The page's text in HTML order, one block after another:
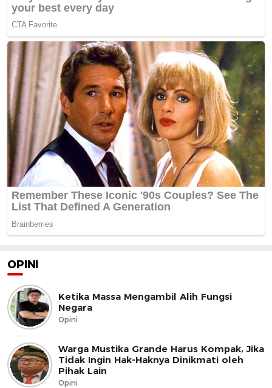
OPINI
Ketika Massa Mengambil Alih Fungsi
Negara
Opini
Warga Mustika Grande Harus Kompak, Jika
Tidak Ingin Hak-Haknya Dinikmati oleh
Pihak Lain
Opini